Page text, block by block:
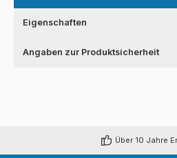
Eigenschaften
Angaben zur Produktsicherheit
Über 10 Jahre